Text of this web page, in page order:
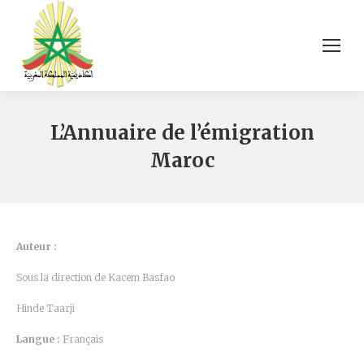
L’Annuaire de l’émigration
Maroc
Auteur :
Sous la direction de Kacem Basfao
Hinde Taarji
Langue : Français